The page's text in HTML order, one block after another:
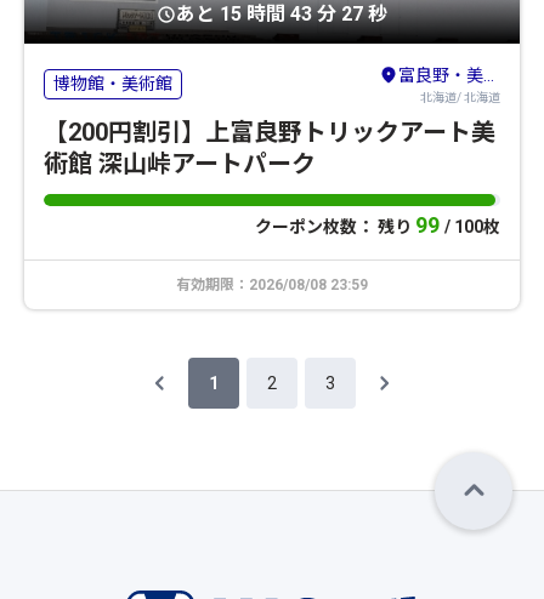
あと 15 時間 43 分 26 秒
博物館・美術館 富良野・美瑛・トマム
北海道/ 北海道
【200円割引】上富良野トリックアート美
術館 深山峠アートパーク
クーポン枚数： 残り 99 / 100枚
有効期限：2026/08/08 23:59
1 2 3